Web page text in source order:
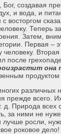
создавая
и вода, и
восторгом
Теперь
Затем,
Первая –
Вторая
после
она
продуктом
различных
прежде всего.
Природа всех
за ними не
росли,
роковое дело!